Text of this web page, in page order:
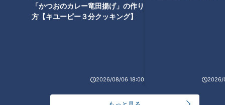
「かつおのカレー竜田揚げ」の作り
方【キユーピー３分クッキング】
2026/08/06 18:00 2026/
て、道路の重なりや景色が変わって見えます。鉄道を交えた坂
上と坂下の風景は、低地と台地が多い東京には非常に多いそ